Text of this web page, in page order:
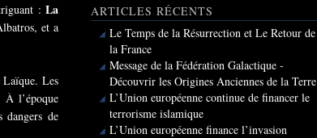
:La
et a
Laïque. Les
À l’époque
de
ARTICLES RÉCENTS
Le Temps de la Résurrection et Le Retour de
la France
Message de la Fédération Galactique -
Découvrir les Origines Anciennes de la Terre
L’Union européenne continue de financer le
terrorisme islamique
L’Union européenne finance l’invasion